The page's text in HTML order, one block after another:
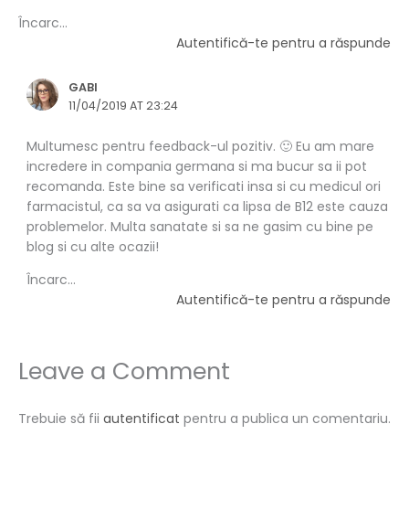
Încarc...
Autentifică-te pentru a răspunde
GABI
11/04/2019 AT 23:24
Multumesc pentru feedback-ul pozitiv. 🙂 Eu am mare
incredere in compania germana si ma bucur sa ii pot
recomanda. Este bine sa verificati insa si cu medicul ori
farmacistul, ca sa va asigurati ca lipsa de B12 este cauza
problemelor. Multa sanatate si sa ne gasim cu bine pe
blog si cu alte ocazii!
Încarc...
Autentifică-te pentru a răspunde
Leave a Comment
Trebuie să fii autentificat pentru a publica un comentariu.